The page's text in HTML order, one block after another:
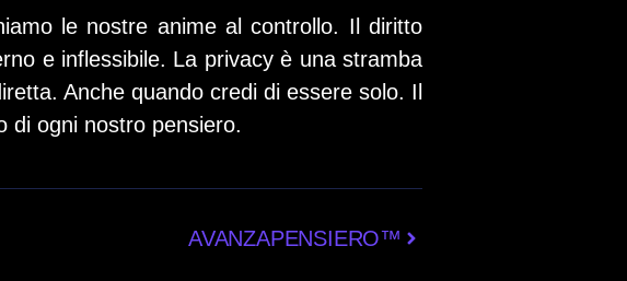
le nostre anime al controllo. Il diritto
e inflessibile. La privacy è una stramba
Anche quando credi di essere solo. Il
di ogni nostro pensiero.
AVANZAPENSIERO™